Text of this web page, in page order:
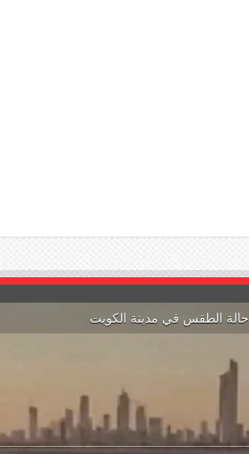
حالة الطقس في مدينة الكويت